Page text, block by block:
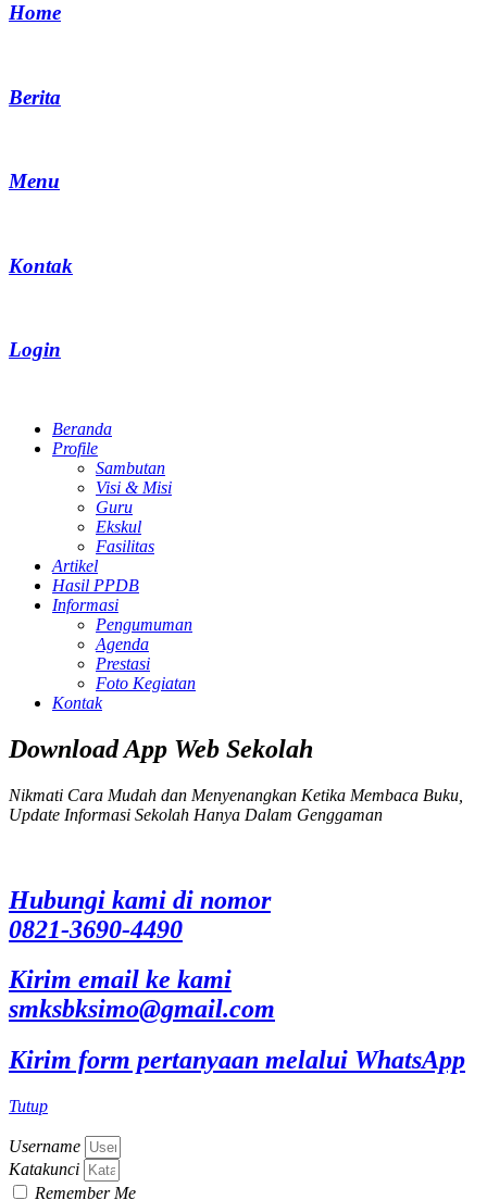
Home
Berita
Menu
Kontak
Login
Beranda
Profile
Sambutan
Visi & Misi
Guru
Ekskul
Fasilitas
Artikel
Hasil PPDB
Informasi
Pengumuman
Agenda
Prestasi
Foto Kegiatan
Kontak
Download App Web Sekolah
Nikmati Cara Mudah dan Menyenangkan Ketika Membaca Buku,
Update Informasi Sekolah Hanya Dalam Genggaman
Hubungi kami di nomor
0821-3690-4490
Kirim email ke kami
smksbksimo@gmail.com
Kirim form pertanyaan melalui WhatsApp
Tutup
Username
Katakunci
Remember Me